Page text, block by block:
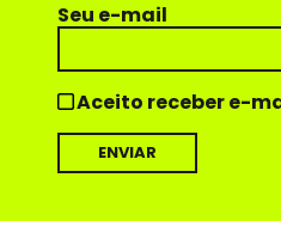
Seu e-mail
Aceito receber e-